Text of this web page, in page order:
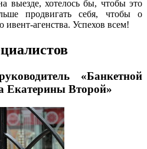
выезде, хотелось бы, чтобы это
продвигать себя, чтобы о
ивент-агенства. Успехов всем!
«Банкетной
Екатерины Второй»